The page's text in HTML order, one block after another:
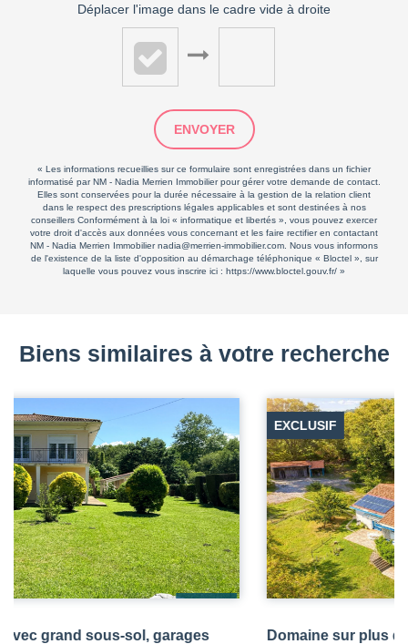
Déplacer l'image dans le cadre vide à droite
ENVOYER
« Les informations recueillies sur ce formulaire sont enregistrées dans un fichier
informatisé par NM - Nadia Merrien Immobilier pour gérer votre demande de contact.
Elles sont conservées pour la durée nécessaire à la gestion de la relation client
dans le respect des prescriptions légales applicables et sont destinées à nos
conseillers Conformément à la loi « informatique et libertés », vous pouvez exercer
votre droit d'accès aux données vous concernant et les faire rectifier en contactant
NM - Nadia Merrien Immobilier nadia@merrien-immobilier.com. Nous vous informons
de l'existence de la liste d'opposition au démarchage téléphonique « Bloctel », sur
laquelle vous pouvez vous inscrire ici : https://www.bloctel.gouv.fr/ »
Biens similaires à votre recherche
EXCLUSIF
Domaine sur plus de 2 hectares de parc arboré